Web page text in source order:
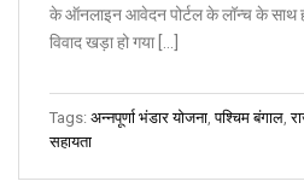
के ऑनलाइन आवेदन पोर्टल के लॉन्च के साथ
विवाद खड़ा हो गया […]
Tags: अन्नपूर्णा भंडार योजना ,पश्चिम बंगाल ,
सहायता